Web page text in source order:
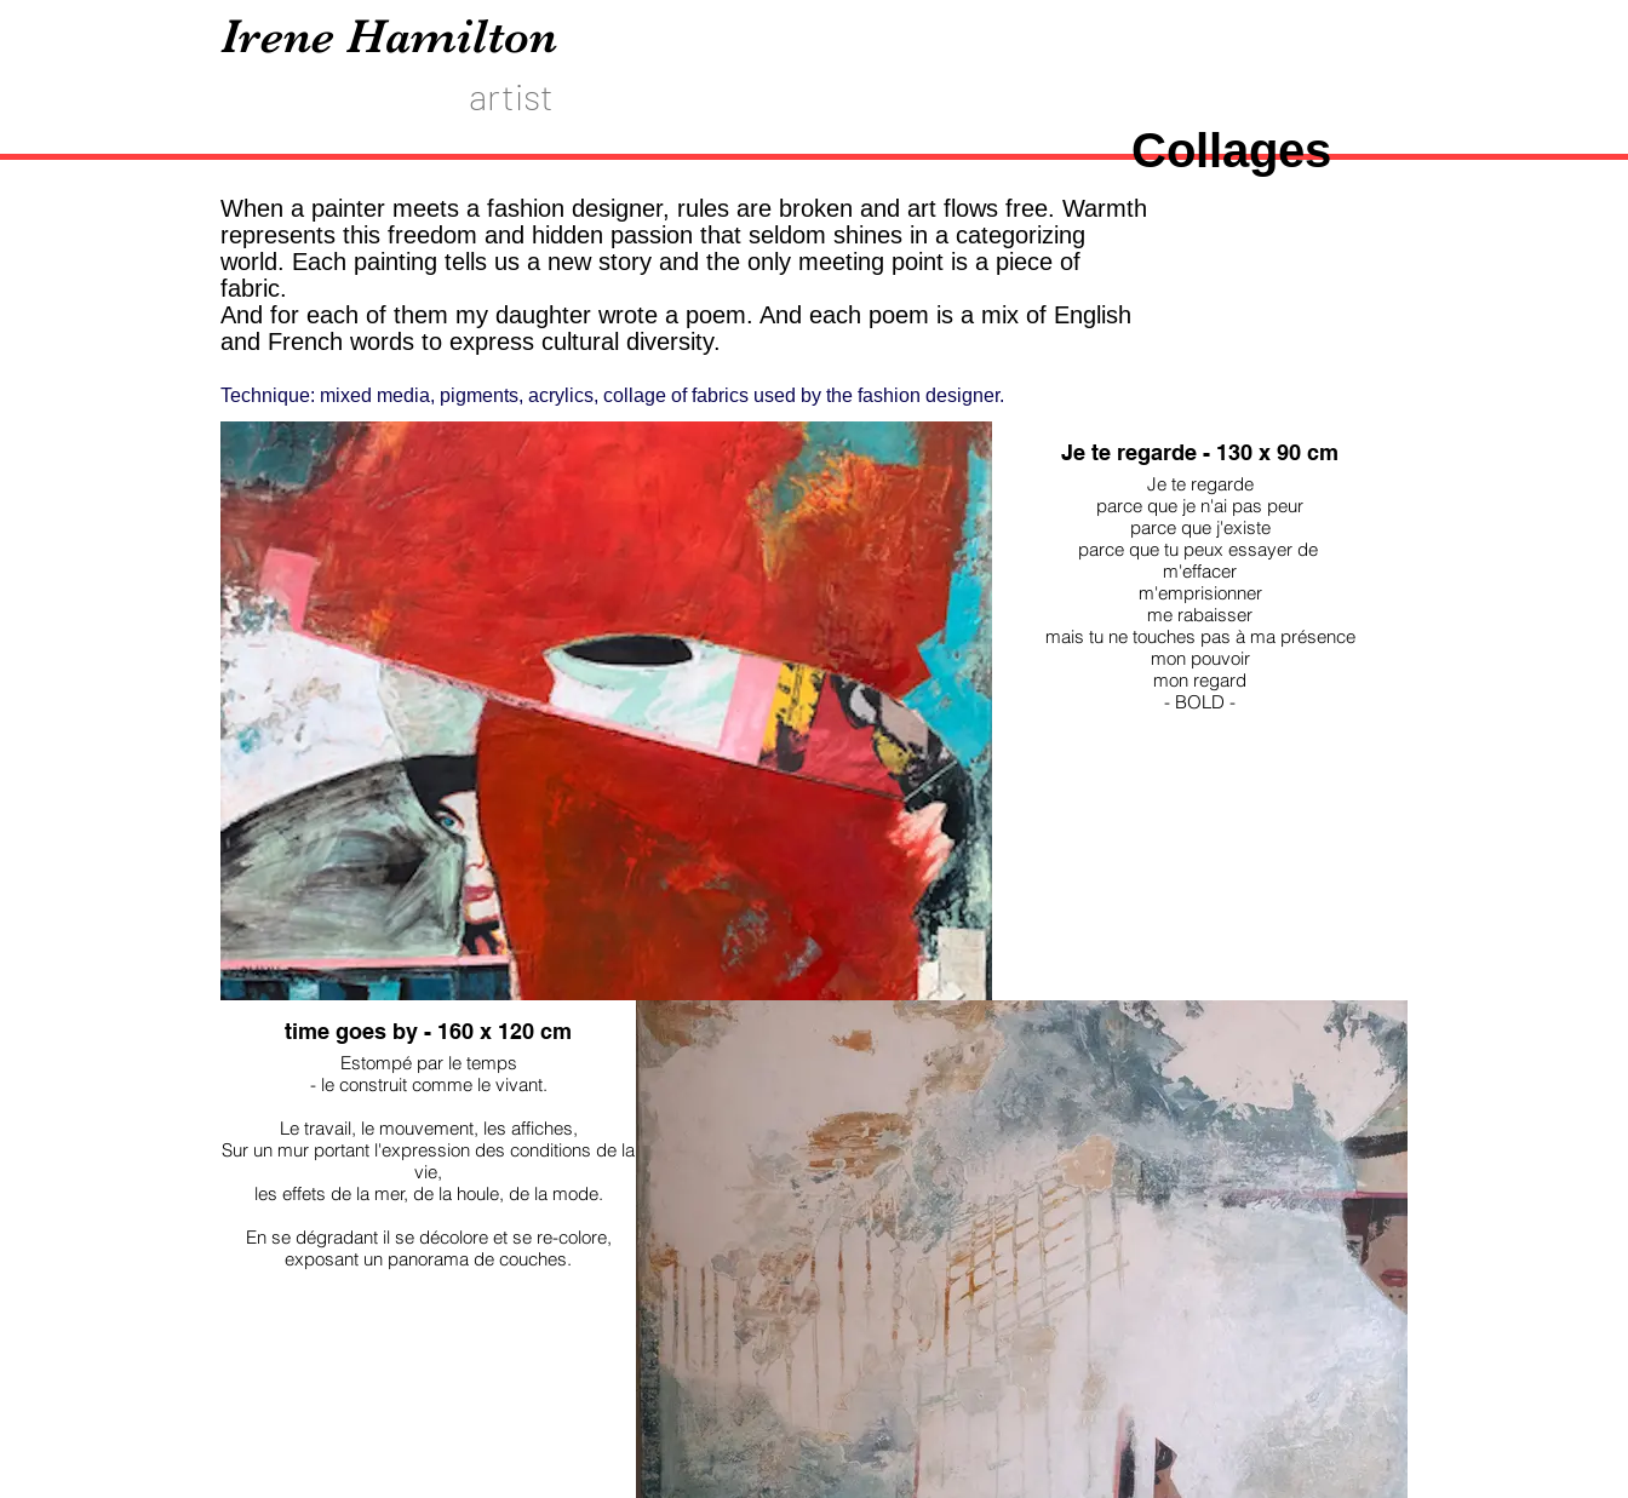
Irene Hamilton
artist
Collages
When a painter meets a fashion designer, rules are broken and art flows free. Warmth
represents this freedom and hidden passion that seldom shines in a categorizing
world. Each painting tells us a new story and the only meeting point is a piece of
fabric.
And for each of them my daughter wrote a poem. And each poem is a mix of English
and French words to express cultural diversity.
Technique: mixed media, pigments, acrylics, collage of fabrics used by the fashion designer.
Je te regarde - 130 x 90 cm
Je te regarde
parce que je n'ai pas peur
parce que j'existe
parce que tu peux essayer de
m'effacer
m'emprisionner
me rabaisser
mais tu ne touches pas à ma présence
mon pouvoir
mon regard
- BOLD -
time goes by - 160 x 120 cm
Estompé par le temps
- le construit comme le vivant.
Le travail, le mouvement, les affiches,
Sur un mur portant l'expression des conditions de la
vie,
les effets de la mer, de la houle, de la mode.
En se dégradant il se décolore et se re-colore,
exposant un panorama de couches.